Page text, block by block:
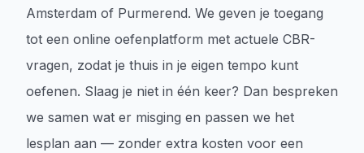
Amsterdam of Purmerend. We geven je toegang
tot een online oefenplatform met actuele CBR-
vragen, zodat je thuis in je eigen tempo kunt
oefenen. Slaag je niet in één keer? Dan bespreken
we samen wat er misging en passen we het
lesplan aan — zonder extra kosten voor een